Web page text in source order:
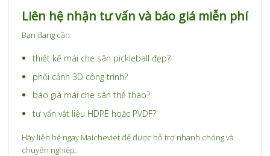
Liên hệ nhận tư vấn và báo giá miễn phí
Bạn đang cần:
thiết kế mái che sân pickleball đẹp?
phối cảnh 3D công trình?
báo giá mái che sân thể thao?
tư vấn vật liệu HDPE hoặc PVDF?
Hãy liên hệ ngay Maicheviet để được hỗ trợ nhanh chóng và
chuyên nghiệp.